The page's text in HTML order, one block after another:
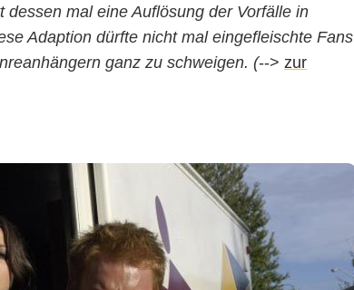
mal eine Auflösung der Vorfälle in
Adaption dürfte nicht mal eingefleischte Fans
ganz zu schweigen. (--> zur